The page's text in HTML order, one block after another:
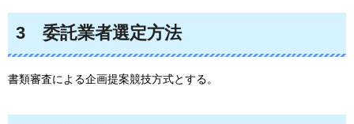
3 委託業者選定方法
書類審査による企画提案競技方式とする。